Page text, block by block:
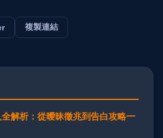
複製連結
解析：從曖昧徵兆到告白攻略一